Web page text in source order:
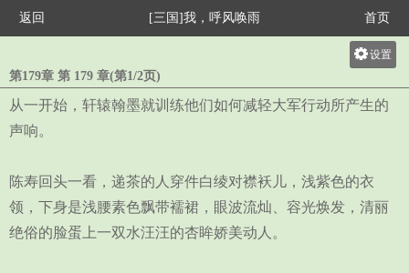
返回 [三国]我，呼风唤雨 首页
设置
大
第179章 第 179 章(第1/2页)
从一开始，轩辕翰墨就训练他们如何减轻大军行动所产生的
声响。
陈寿回头一看，递茶的人穿件白绫对襟袄儿，浅紫色的衣
领，下身是浅腰素色飘带襦裙，眼波流灿、容光焕发，清丽
绝俗的脸蛋上一双水汪汪的杏眸娇美动人。